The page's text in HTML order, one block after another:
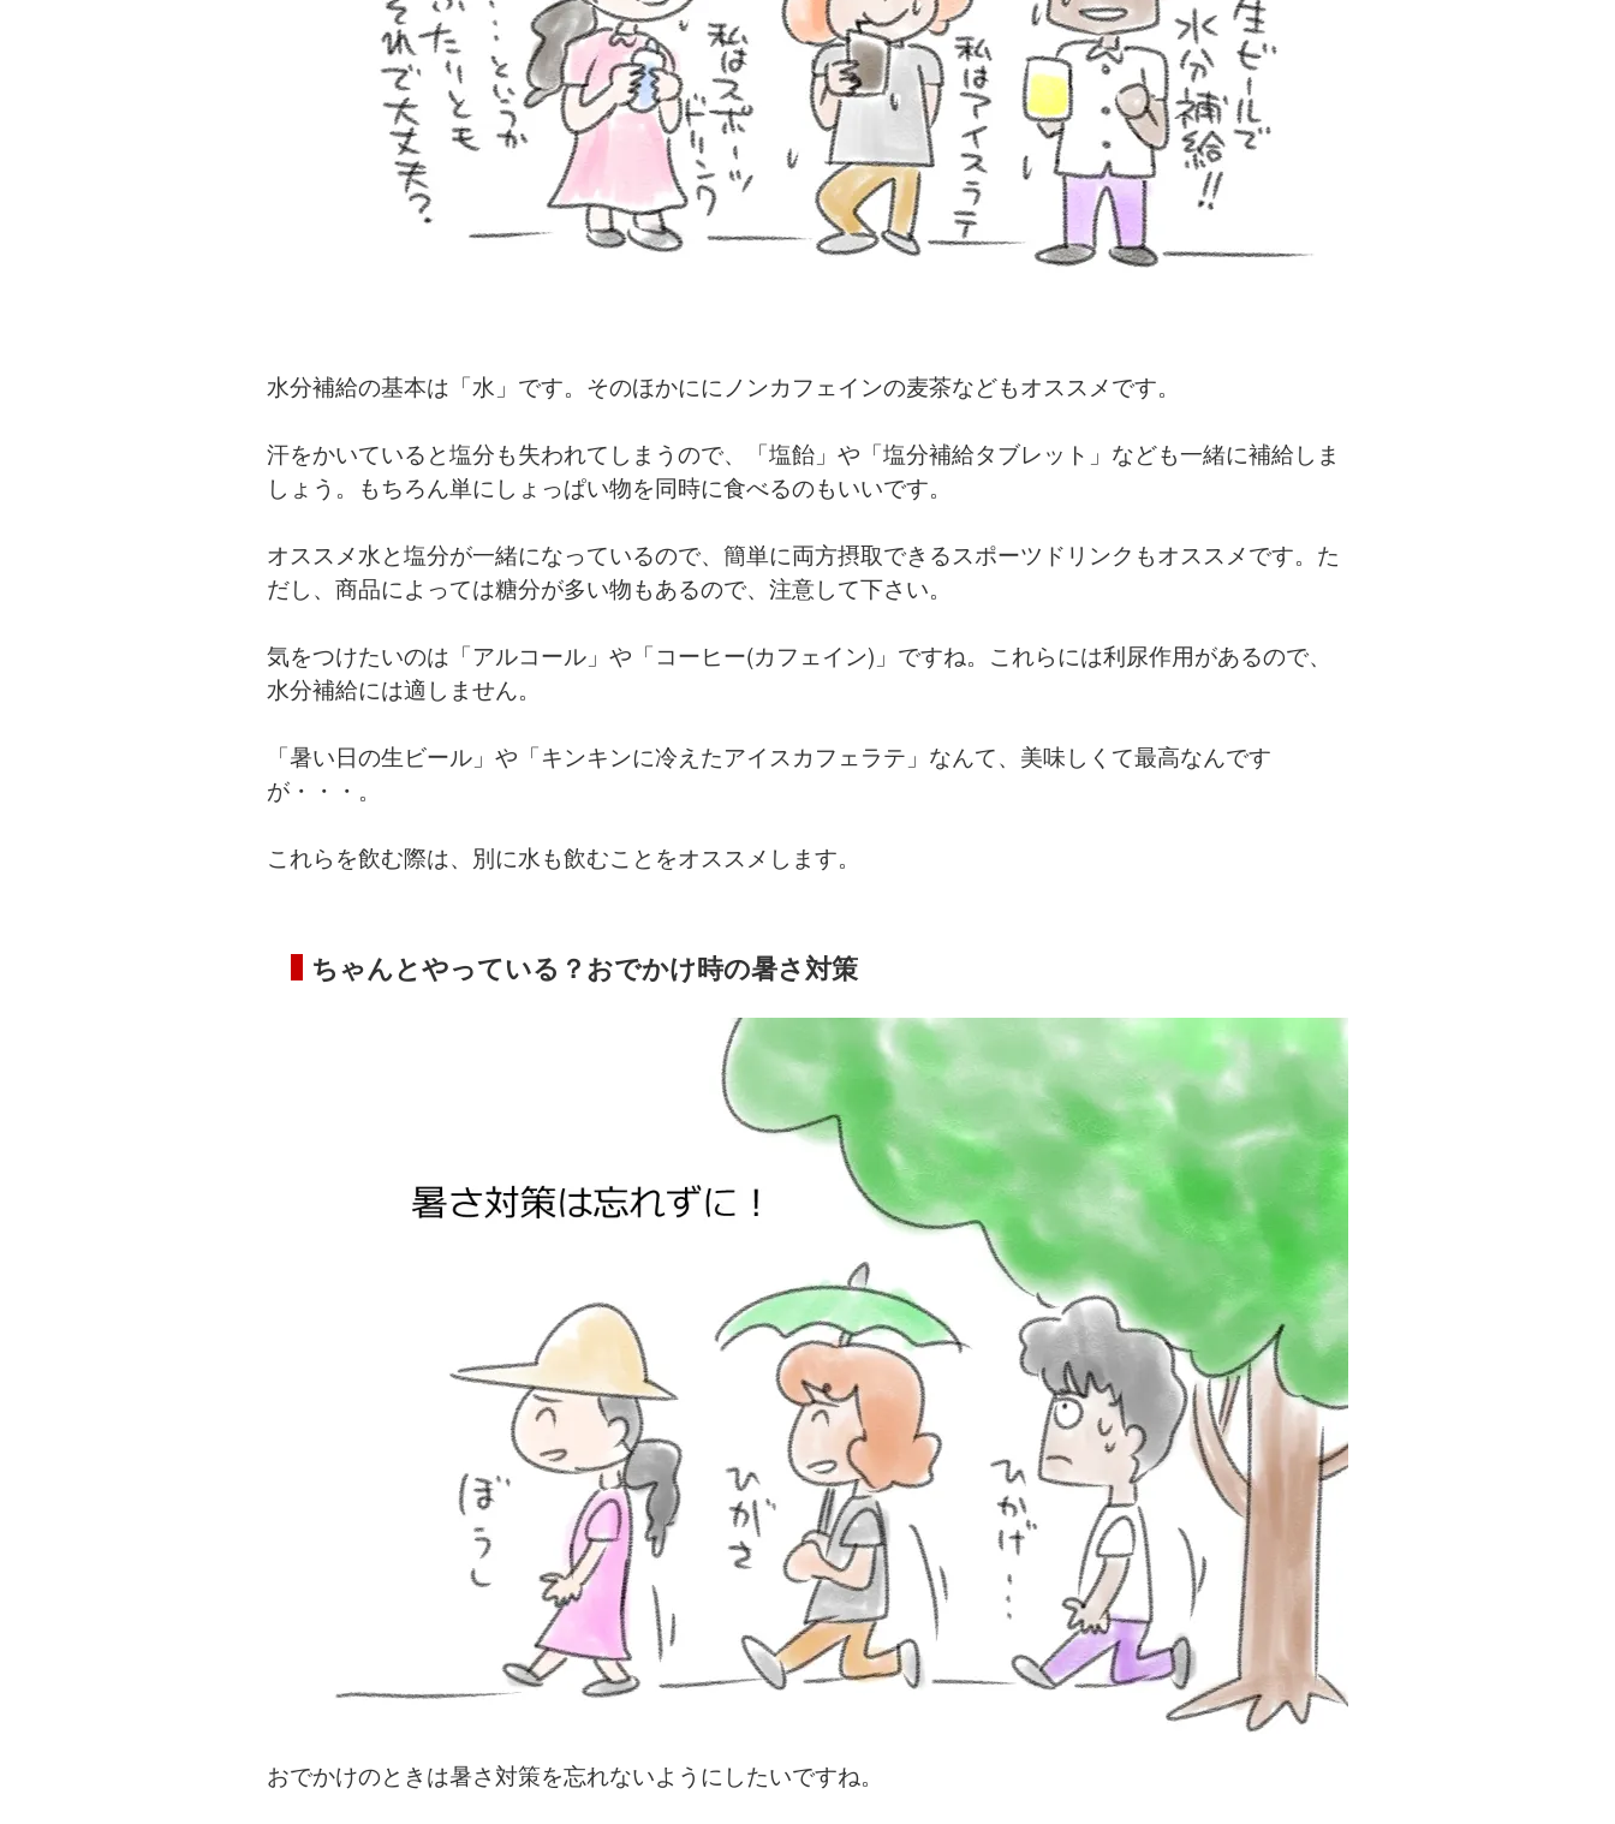
水分補給の基本は「水」です。そのほかににノンカフェインの麦茶などもオススメです。
汗をかいていると塩分も失われてしまうので、「塩飴」や「塩分補給タブレット」なども一緒に補給しま
しょう。もちろん単にしょっぱい物を同時に食べるのもいいです。
オススメ水と塩分が一緒になっているので、簡単に両方摂取できるスポーツドリンクもオススメです。た
だし、商品によっては糖分が多い物もあるので、注意して下さい。
気をつけたいのは「アルコール」や「コーヒー(カフェイン)」ですね。これらには利尿作用があるので、
水分補給には適しません。
「暑い日の生ビール」や「キンキンに冷えたアイスカフェラテ」なんて、美味しくて最高なんです
が・・・。
これらを飲む際は、別に水も飲むことをオススメします。
ちゃんとやっている？おでかけ時の暑さ対策
おでかけのときは暑さ対策を忘れないようにしたいですね。